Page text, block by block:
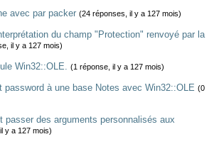
avec par packer (24 réponses, il y a 127 mois)
du champ "Protection" renvoyé par la
il y a 127 mois)
Win32::OLE. (1 réponse, il y a 127 mois)
password à une base Notes avec Win32::OLE (0
passer des arguments personnalisés aux
y a 127 mois)